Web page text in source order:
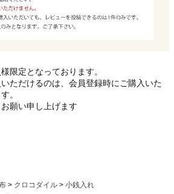
限定となっております。
ただけるのは、会員登録時にご購入いた
。
願い申し上げます
クロコダイル
小銭入れ